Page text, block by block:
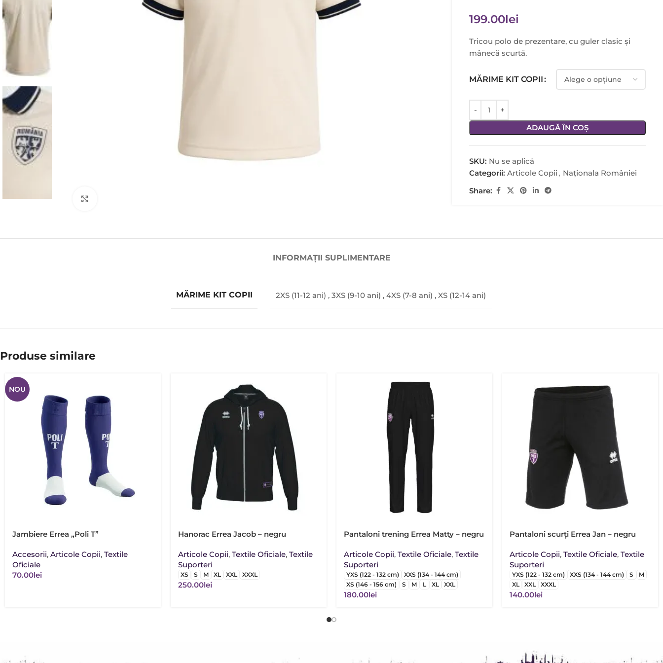
199.00lei
Tricou polo de prezentare, cu guler clasic și
mânecă scurtă.
MĂRIME KIT COPII
ADAUGĂ ÎN COȘ
SKU: Nu se aplică
Categorii: Articole Copii, Naționala României
Share:
INFORMAȚII SUPLIMENTARE
MĂRIME KIT COPII 2XS (11-12 ani) , 3XS (9-10 ani) , 4XS (7-8 ani) , XS (12-14 ani)
Produse similare
NOU
Jambiere Errea „Poli T”
Accesorii, Articole Copii, Textile
Oficiale
70.00lei
Hanorac Errea Jacob – negru
Articole Copii, Textile Oficiale, Textile
Suporteri
XS S M XL XXL XXXL
250.00lei
Pantaloni trening Errea Matty – negru
Articole Copii, Textile Oficiale, Textile
Suporteri
YXS (122 - 132 cm)
XXS (134 - 144 cm)
XS (146 - 156 cm)
S M L XL XXL
180.00lei
Pantaloni scurți Errea Jan – negru
Articole Copii, Textile Oficiale, Textile
Suporteri
YXS (122 - 132 cm) XXS (134 - 144 cm) S
M
XL
XXL XXXL
140.00lei